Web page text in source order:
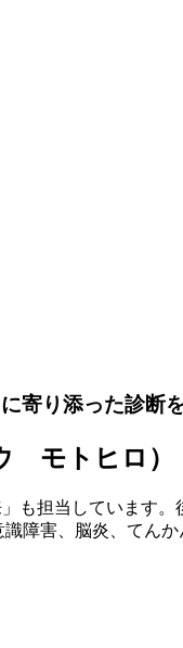
も担当しています
障害、脳炎、てん